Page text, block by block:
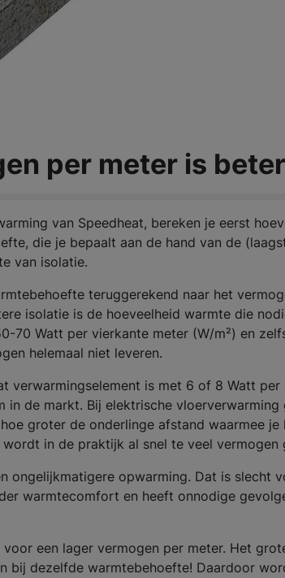
per meter is
van Speedheat, bereken je eerst
die je bepaalt aan de hand van de
van isolatie.
teruggerekend naar het
isolatie is de hoeveelheid warmte die
70 Watt per vierkante meter (W/m²) en
helemaal niet leveren.
verwarmingselement is met 6 of 8 Watt
in de markt. Bij elektrische
groter de onderlinge afstand waarmee je
in de praktijk al snel te veel vermogen
ongelijkmatigere opwarming. Dat is slecht
warmtecomfort en heeft onnodige
een lager vermogen per meter. Het
bij dezelfde warmtebehoefte! Daardoor